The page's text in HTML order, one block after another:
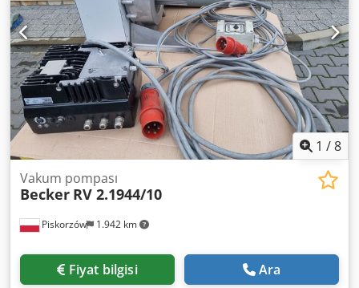
1 /8
Piskorzów 1.942 km
Vakum pompası
Becker RV 2.1944/10
Fiyat bilgisi Ara